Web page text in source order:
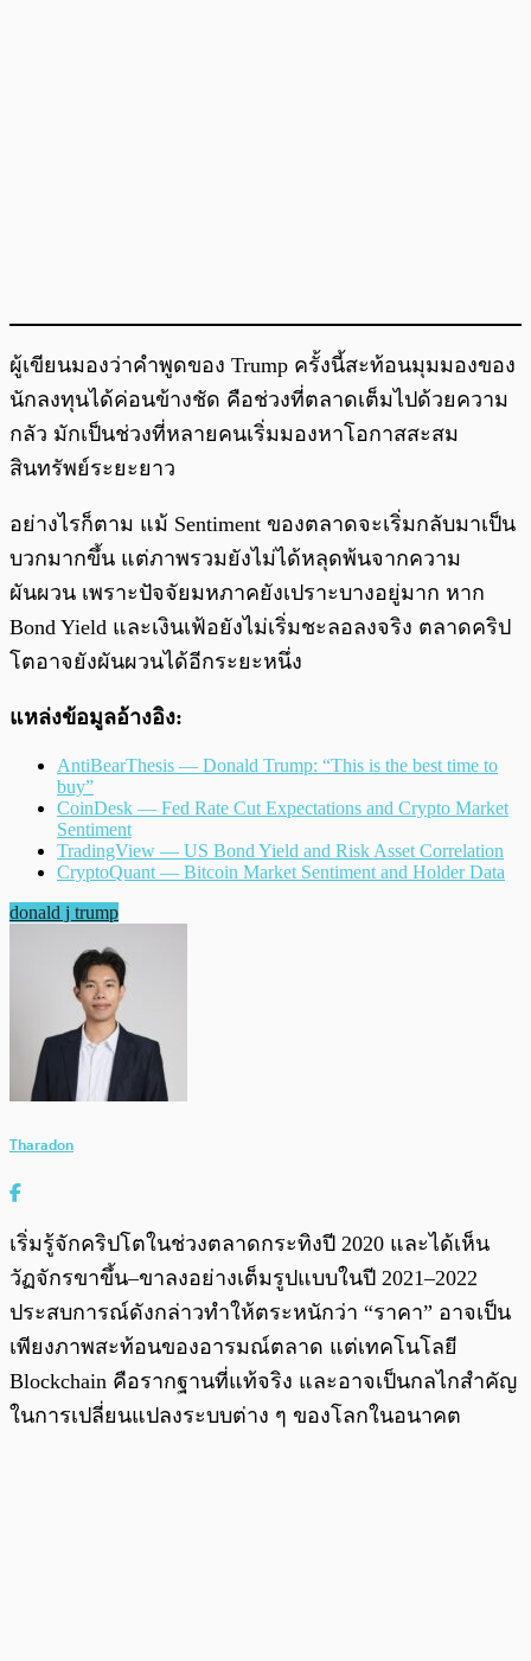
ผู้เขียนมองว่าคำพูดของ Trump ครั้งนี้สะท้อนมุมมองของ
นักลงทุนได้ค่อนข้างชัด คือช่วงที่ตลาดเต็มไปด้วยความ
กลัว มักเป็นช่วงที่หลายคนเริ่มมองหาโอกาสสะสม
สินทรัพย์ระยะยาว
อย่างไรก็ตาม แม้ Sentiment ของตลาดจะเริ่มกลับมาเป็น
บวกมากขึ้น แต่ภาพรวมยังไม่ได้หลุดพ้นจากความ
ผันผวน เพราะปัจจัยมหภาคยังเปราะบางอยู่มาก หาก
Bond Yield และเงินเฟ้อยังไม่เริ่มชะลอลงจริง ตลาดคริป
โตอาจยังผันผวนได้อีกระยะหนึ่ง
แหล่งข้อมูลอ้างอิง:
AntiBearThesis — Donald Trump: “This is the best time to
buy”
CoinDesk — Fed Rate Cut Expectations and Crypto Market
Sentiment
TradingView — US Bond Yield and Risk Asset Correlation
CryptoQuant — Bitcoin Market Sentiment and Holder Data
donald j trump
Tharadon
เริ่มรู้จักคริปโตในช่วงตลาดกระทิงปี 2020 และได้เห็น
วัฏจักรขาขึ้น–ขาลงอย่างเต็มรูปแบบในปี 2021–2022
ประสบการณ์ดังกล่าวทำให้ตระหนักว่า “ราคา” อาจเป็น
เพียงภาพสะท้อนของอารมณ์ตลาด แต่เทคโนโลยี
Blockchain คือรากฐานที่แท้จริง และอาจเป็นกลไกสำคัญ
ในการเปลี่ยนแปลงระบบต่าง ๆ ของโลกในอนาคต